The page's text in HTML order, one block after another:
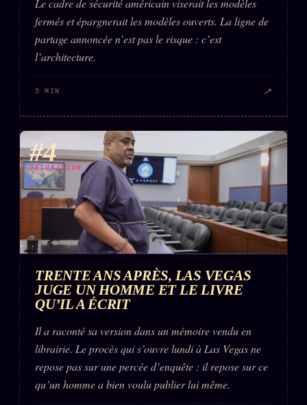
Le cadre de sécurité américain viserait les modèles
fermés et épargnerait les modèles ouverts. La ligne de
partage annoncée n’est pas le risque : c’est
l’architecture.
5 MIN ↗
#4
DÉTONATION
TRENTE ANS APRÈS, LAS VEGAS
JUGE UN HOMME ET LE LIVRE
QU’IL A ÉCRIT
Il a raconté sa version dans un mémoire vendu en
librairie. Le procès qui s’ouvre lundi à Las Vegas ne
repose pas sur une percée d’enquête : il repose sur ce
qu’un homme a bien voulu publier lui même.